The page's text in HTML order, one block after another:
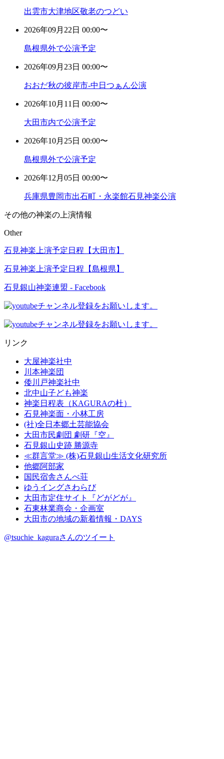
出雲市大津地区敬老のつどい
2026年09月22日 00:00〜
島根県外で公演予定
2026年09月23日 00:00〜
おおだ秋の彼岸市-中日つぁん公演
2026年10月11日 00:00〜
大田市内で公演予定
2026年10月25日 00:00〜
島根県外で公演予定
2026年12月05日 00:00〜
兵庫県豊岡市出石町・永楽館石見神楽公演
その他の神楽の上演情報
Other
石見神楽上演予定日程【大田市】
石見神楽上演予定日程【島根県】
石見銀山神楽連盟 - Facebook
リンク
大屋神楽社中
川本神楽団
倭川戸神楽社中
北中山子ども神楽
神楽日程表（KAGURAの杜）
石見神楽面・小林工房
(社)全日本郷土芸能協会
大田市民劇団 劇研『空』
石見銀山史跡 勝源寺
≪群言堂≫ (株)石見銀山生活文化研究所
他郷阿部家
国民宿舎さんべ荘
ゆうイングさわらび
大田市定住サイト『どがどが』
石東林業商会・企画室
大田市の地域の新着情報・DAYS
@tsuchie_kaguraさんのツイート